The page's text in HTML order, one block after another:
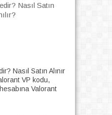
Nasıl Satın
Nasıl Satın Alınır
VP kodu,
Valorant